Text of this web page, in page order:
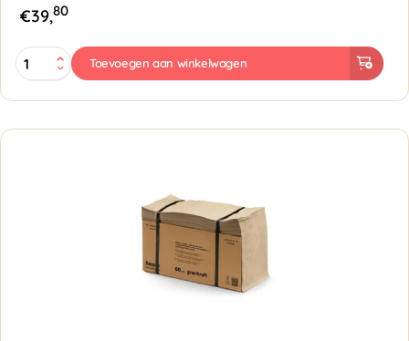
€39,80
FillPak
Go™
380mmx360mtr
70gr/m²
Toevoegen aan winkelwagen